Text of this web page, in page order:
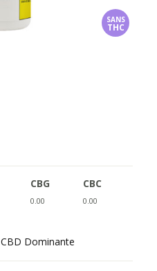
SANS
THC
CBG
0.00
CBC
0.00
CBD Dominante